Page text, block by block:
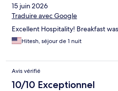
15 juin 2026
Traduire avec Google
Excellent Hospitality! Breakfast
Hitesh, séjour de 1 nuit
Avis vérifié
10/10 Exceptionnel